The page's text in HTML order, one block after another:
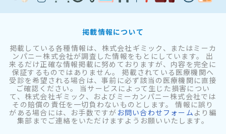
掲載情報について
掲載している各種情報は、株式会社ギミック、またはミーカ
ンパニー株式会社が調査した情報をもとにしています。 出
来るだけ正確な情報掲載に努めておりますが、内容を完全に
保証するものではありません。 掲載されている医療機関へ
受診を希望される場合は、事前に必ず該当の医療機関に直接
ご確認ください。 当サービスによって生じた損害につい
て、株式会社ギミック、およびミーカンパニー株式会社では
その賠償の責任を一切負わないものとします。 情報に誤り
がある場合には、お手数ですが お問い合わせフォーム より編
集部までご連絡をいただけますようお願いいたします。